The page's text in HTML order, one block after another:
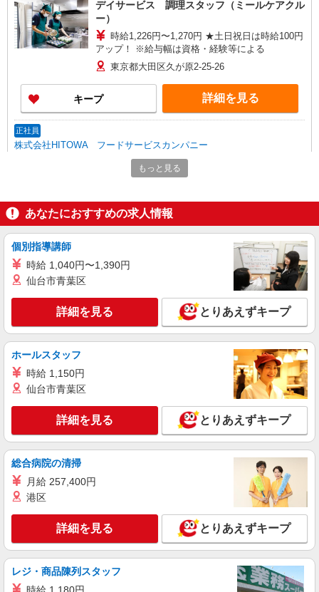
デイサービス 調理スタッフ（ミールケアクル
ー）
時給1,226円〜1,270円 ★土日祝日は時給100円
アップ！ ※給与幅は資格・経験等による
東京都大田区久が原2-25-26
キープ 詳細を見る
正社員
株式会社HITOWA フードサービスカンパニー
福祉施設での調理師【正社員】
月給27万2,500円〜30万4,500円 ※給与は経験
フローレンスケア千鳥町 （東京都大田区千鳥
3-21-3）
詳細を見る
アルバイト パート
株式会社HITOWA フードサービスカンパニー
福祉施設での調理補助【アルバイト・パート】
時給1,226円 ※経験によりスタート時給は変動
します。 ※AP評価制度：あり 年1回の評価によ
り時給を見直します。 ※アルバイト賞与（寸
志）：あり 年2回。勤続年数により金額UP。
フローレンスケア千鳥町 （東京都大田区千鳥
詳細を見る
正社員
株式会社HITOWA フードサービスカンパニー
福祉施設での調理師（チーフ候補）【正社員】
や前職給与に応じて決定します。 賞与年2回
フローレンスケア千鳥町 （東京都大田区千鳥
3-21-3）
キープ 詳細を見る
もっと見る
あなたにおすすめの求人情報
個別指導講師
時給 1,040円〜1,390円
仙台市青葉区
詳細を見る とりあえずキープ
ホールスタッフ
時給 1,150円
仙台市青葉区
詳細を見る とりあえずキープ
総合病院の清掃
月給 257,400円
港区
詳細を見る とりあえずキープ
レジ・商品陳列スタッフ